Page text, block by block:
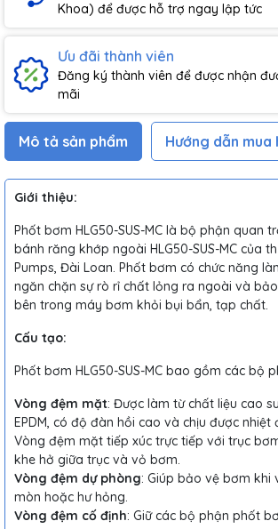
Khoa) để được hỗ trợ ngay lập tức
Ưu đãi thành viên
Đăng ký thành viên để được nhận
mãi
Mô tả sản phẩm Hướng dẫn mua
Giới thiệu:
Phốt bơm HLG50-SUS-MC là bộ phận quan
bánh răng khớp ngoài HLG50-SUS-MC của
Pumps, Đài Loan. Phốt bơm có chức năng
ngăn chặn sự rò rỉ chất lỏng ra ngoài và
bên trong máy bơm khỏi bụi bẩn, tạp chất.
Cấu tạo:
Phốt bơm HLG50-SUS-MC bao gồm các bộ
Vòng đệm mặt: Được làm từ chất liệu cao
EPDM, có độ đàn hồi cao và chịu được nhiệt
Vòng đệm mặt tiếp xúc trực tiếp với trục
khe hở giữa trục và vỏ bơm.
Vòng đệm dự phòng: Giúp bảo vệ bơm
mòn hoặc hư hỏng.
Vòng đệm cố định: Giữ các bộ phận phốt